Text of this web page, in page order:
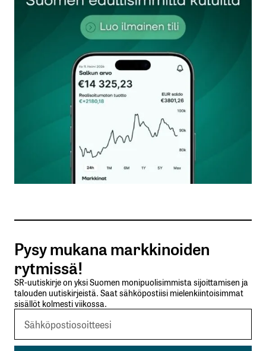
Sähköpostiosoitettasi ei julkaista.Pakolliset
kentät on merkitty*
Kommentti*
Nimesi tai nimimerkkisi
Sähköpostiosoitteesi
Tilaa SalkunRakentajan uutiskirje
Lähetä kommentti
Pysy mukana markkinoiden
rytmissä!
SR-uutiskirje on yksi Suomen monipuolisimmista sijoittamisen ja
talouden uutiskirjeistä. Saat sähköpostiisi mielenkiintoisimmat
sisällöt kolmesti viikossa.